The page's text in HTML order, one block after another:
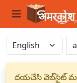
దయచేసి వెబ్‌సైట్